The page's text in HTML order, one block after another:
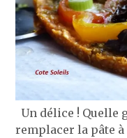
Un délice ! Quelle
remplacer la pâte